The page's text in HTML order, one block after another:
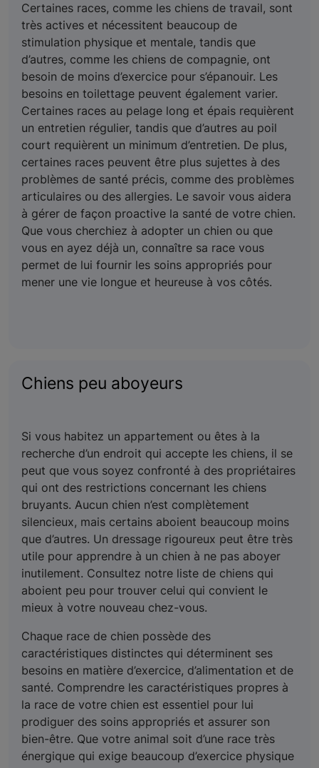
Certaines races, comme les chiens de travail, sont
très actives et nécessitent beaucoup de
stimulation physique et mentale, tandis que
d’autres, comme les chiens de compagnie, ont
besoin de moins d’exercice pour s’épanouir. Les
besoins en toilettage peuvent également varier.
Certaines races au pelage long et épais requièrent
un entretien régulier, tandis que d’autres au poil
court requièrent un minimum d’entretien. De plus,
certaines races peuvent être plus sujettes à des
problèmes de santé précis, comme des problèmes
articulaires ou des allergies. Le savoir vous aidera
à gérer de façon proactive la santé de votre chien.
Que vous cherchiez à adopter un chien ou que
vous en ayez déjà un, connaître sa race vous
permet de lui fournir les soins appropriés pour
mener une vie longue et heureuse à vos côtés.
Chiens peu aboyeurs
Si vous habitez un appartement ou êtes à la
recherche d’un endroit qui accepte les chiens, il se
peut que vous soyez confronté à des propriétaires
qui ont des restrictions concernant les chiens
bruyants. Aucun chien n’est complètement
silencieux, mais certains aboient beaucoup moins
que d’autres. Un dressage rigoureux peut être très
utile pour apprendre à un chien à ne pas aboyer
inutilement. Consultez notre liste de chiens qui
aboient peu pour trouver celui qui convient le
mieux à votre nouveau chez-vous.
Chaque race de chien possède des
caractéristiques distinctes qui déterminent ses
besoins en matière d’exercice, d’alimentation et de
santé. Comprendre les caractéristiques propres à
la race de votre chien est essentiel pour lui
prodiguer des soins appropriés et assurer son
bien-être. Que votre animal soit d’une race très
énergique qui exige beaucoup d’exercice physique